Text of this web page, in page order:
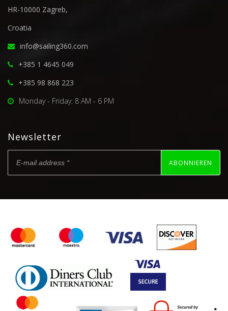
HR-10000 Zagreb,
Croatia
info@sailing360.com
+385 1 4645 049
+385 98 868 223
Monday - Friday: 8 AM - 6 PM
Newsletter
ABONNIEREN